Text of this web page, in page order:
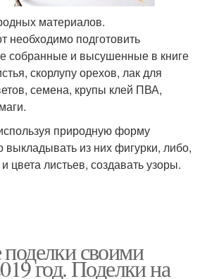
материалов.
необходимо подготовить
собранные и высушенные в книге
скорлупу орехов, лак для
семена, крупы клей ПВА,
природную форму
из них фигурки, либо,
цвета листьев, создавать узоры.
своими
год. Поделки на